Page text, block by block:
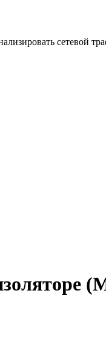
сетевой